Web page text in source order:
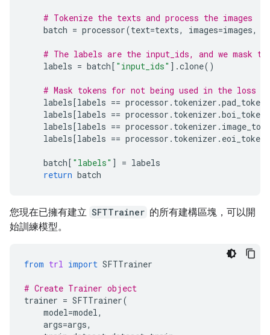
# Tokenize the texts and process the images
batch = processor(text=texts, images=images,
# The labels are the input_ids, and we mask
labels = batch[ "input_ids" ] .clone()
# Mask tokens for not being used in the loss
labels[labels == processor . tokenizer .
labels[labels == processor . tokenizer .
labels[labels == processor . tokenizer .
labels[labels == processor . tokenizer .
batch[ "labels" ] = labels
return batch
您現在已擁有建立 SFTTrainer 的所有建構區塊，可以開
始訓練模型。
from trl import SFTTrainer
# Create Trainer object
trainer = SFTTrainer(
model=model,
args=args,